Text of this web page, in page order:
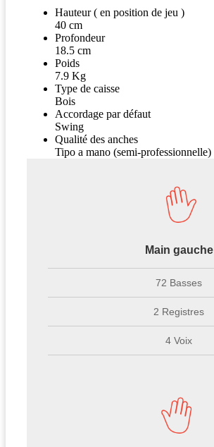
Hauteur ( en position de jeu )
40 cm
Profondeur
18.5 cm
Poids
7.9 Kg
Type de caisse
Bois
Accordage par défaut
Swing
Qualité des anches
Tipo a mano (semi-professionnelle)
Main gauche
72 Basses
2 Registres
4 Voix